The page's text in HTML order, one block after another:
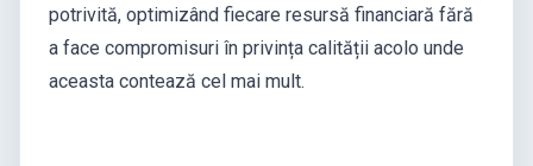
potrivită, optimizând fiecare resursă financiară fără
a face compromisuri în privința calității acolo unde
aceasta contează cel mai mult.